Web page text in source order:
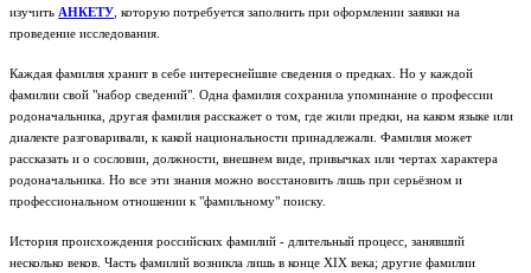
изучить АНКЕТУ , которую потребуется заполнить при оформлении заявки на
проведение исследования.
Каждая фамилия хранит в себе интереснейшие сведения о предках. Но у каждой
фамилии свой "набор сведений". Одна фамилия сохранила упоминание о профессии
родоначальника, другая фамилия расскажет о том, где жили предки, на каком языке или
диалекте разговаривали, к какой национальности принадлежали. Фамилия может
рассказать и о сословии, должности, внешнем виде, привычках или чертах характера
родоначальника. Но все эти знания можно восстановить лишь при серьёзном и
профессиональном отношении к "фамильному" поиску.
История происхождения российских фамилий - длительный процесс, занявший
несколько веков. Часть фамилий возникла лишь в конце XIX века; другие фамилии